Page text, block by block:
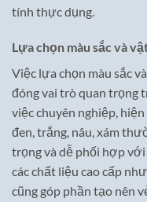
tính thực dụng.
Lựa chọn màu sắc và
Việc lựa chọn màu sắc
đóng vai trò quan trọng
việc chuyên nghiệp,
đen, trắng, nâu, xám
trọng và dễ phối hợp
các chất liệu cao cấp
cũng góp phần tạo nên